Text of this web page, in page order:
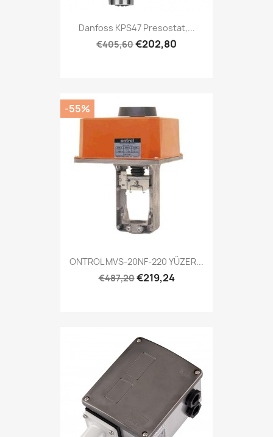
Danfoss KPS47 Presostat,...
€405,60€202,80
ONTROL MVS-20NF-220 YÜZER...
€487,20€219,24
-55%